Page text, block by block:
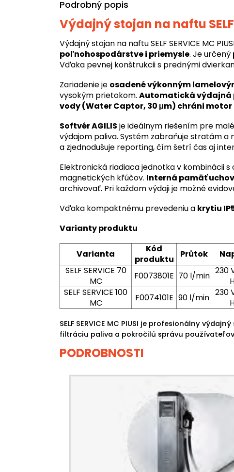
Podrobný popis
Výdajný stojan na naftu SELF
Výdajný stojan na naftu SELF SERVICE MC
poľnohospodárstve i priemysle. Je určený
Vďaka pevnej konštrukcii s prednými
Zariadenie je osadené výkonným
vysokým prietokom. Automatická výdajná
vody (Water Captor, 30 μm) chráni
Softvér AGILIS je ideálnym riešením pre
výdajom paliva. Systém zabraňuje stratám
a zjednodušuje reporting, čím šetrí čas aj
Elektronická riadiaca jednotka v kombinácii s
magnetických kľúčov. Interná pamäť
archivovať. Pri každom výdaji je možné
Vďaka kompaktnému prevedeniu a krytiu
Varianty produktu
Varianta
Kód
produktu
Průtok
SELF SERVICE 70
MC
F0073801E 70 l/min 230
SELF SERVICE 100
MC
F0074101E 90 l/min 230
SELF SERVICE MC PIUSI je profesionálny
filtráciu paliva a pokročilú správu
PODROBNOSTI